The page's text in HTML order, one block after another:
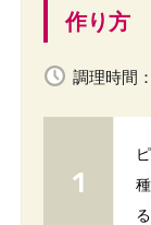
作り方
調理時間：
る